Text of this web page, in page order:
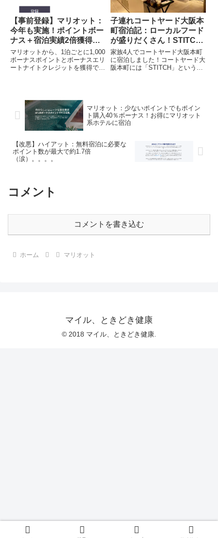
【事前登録】マリオット：
今年も実施！ポイントボー
ナス＋宿泊実績2倍獲得キ
ャンペーン！！
マリオットから、1泊ごとに1,000
ボーナスポイントとボーナスエリ
ートナイトクレジットを獲得でき
く、エリート達成宿泊実績2倍も
なります！！ステータ...
子連れコートヤード大阪本
町宿泊記：ローカルフード
が盛りだくさん！STITCH
で食べる豪華朝食！
家族4人でコートヤード大阪本町
に宿泊しました！コートヤード大
阪本町には「STITCH」というレ
業時間】7:00 〜 15:...
マリオット：少ないポイントでもポイン
ト購入40％ボーナス！お得にマリオット
系ホテルに宿泊
【改悪】ハイアット：無料宿泊に必要な
ポイント数が最大で約1.7倍
（涙）。。。。
コメント
コメントを書き込む
ホーム マリオット
マイル、ときどき健康
© 2018 マイル、ときどき健康.